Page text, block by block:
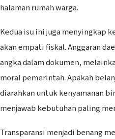
halaman rumah warga.
Kedua isu ini juga menyingkap
akan empati fiskal. Anggaran
angka dalam dokumen,
moral pemerintah. Apakah
diarahkan untuk kenyamanan
menjawab kebutuhan paling
Transparansi menjadi benang